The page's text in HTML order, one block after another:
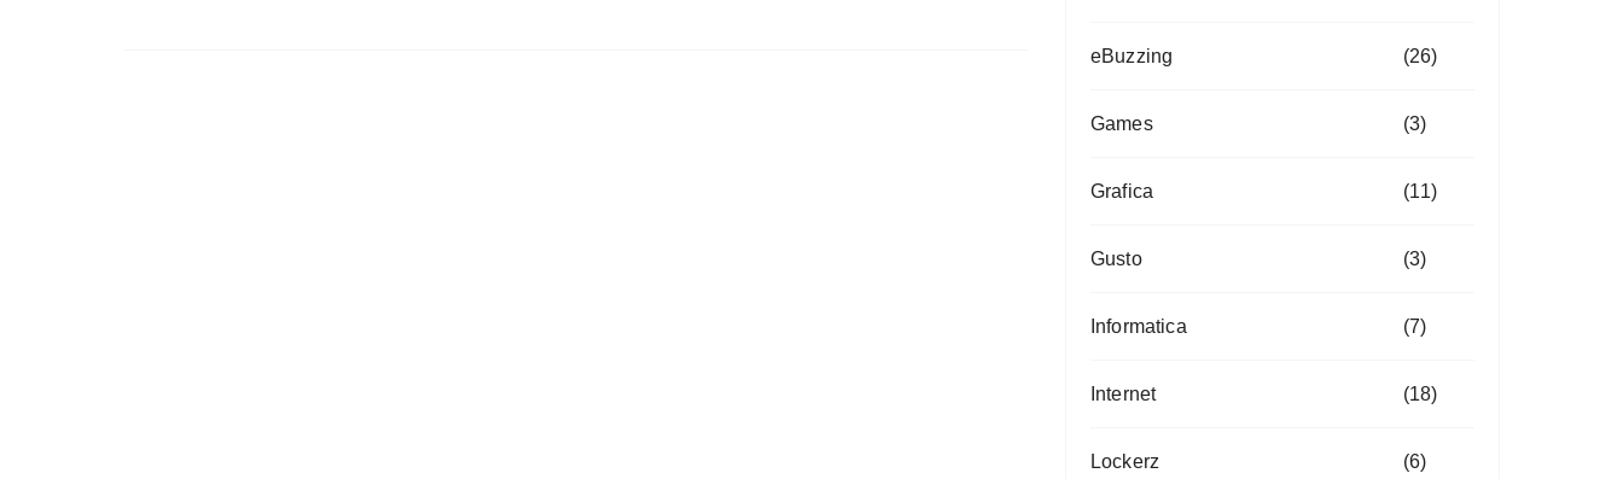
eBuzzing (26)
Games (3)
Grafica (11)
Gusto (3)
Informatica (7)
Internet (18)
Lockerz (6)